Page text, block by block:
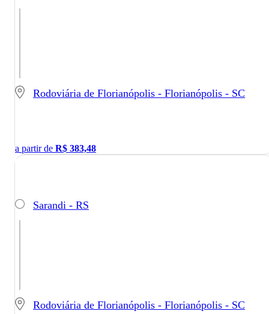
Rodoviária de Florianópolis - Florianópolis - SC
a partir de R$ 383,48
Sarandi - RS
Rodoviária de Florianópolis - Florianópolis - SC